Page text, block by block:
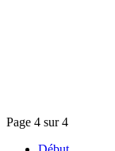
Page 4 sur 4